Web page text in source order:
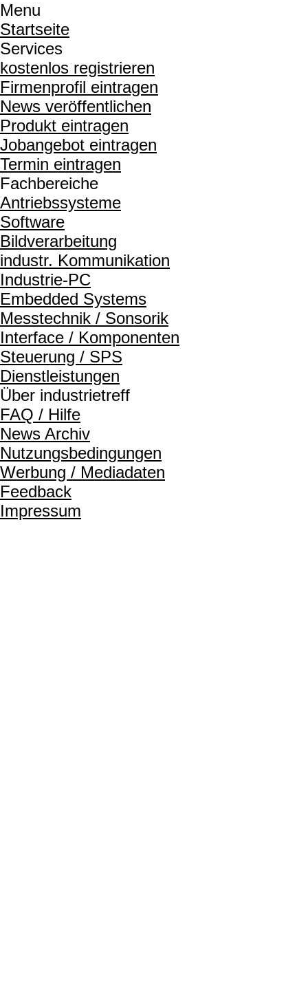
Menu
Startseite
Services
kostenlos registrieren
Firmenprofil eintragen
News veröffentlichen
Produkt eintragen
Jobangebot eintragen
Termin eintragen
Fachbereiche
Antriebssysteme
Software
Bildverarbeitung
industr. Kommunikation
Industrie-PC
Embedded Systems
Messtechnik / Sonsorik
Interface / Komponenten
Steuerung / SPS
Dienstleistungen
Über industrietreff
FAQ / Hilfe
News Archiv
Nutzungsbedingungen
Werbung / Mediadaten
Feedback
Impressum